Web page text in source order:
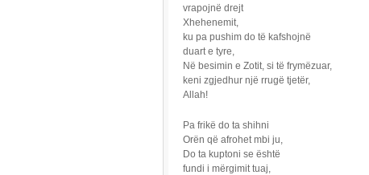
vrapojnë drejt
Xhehenemit,
ku pa pushim do të kafshojnë
duart e tyre,
Në besimin e Zotit, si të frymëzuar,
keni zgjedhur një rrugë tjetër,
Allah!
Pa frikë do ta shihni
Orën që afrohet mbi ju,
Do ta kuptoni se është
fundi i mërgimit tuaj,